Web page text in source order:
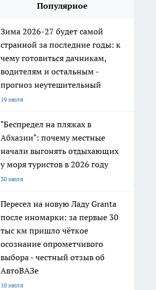
Популярное
Зима 2026-27 будет самой
странной за последние годы: к
чему готовиться дачникам,
водителям и остальным -
прогноз неутешительный
19 июля
"Беспредел на пляжах в
Абхазии": почему местные
начали выгонять отдыхающих
у моря туристов в 2026 году
30 июля
Пересел на новую Ладу Granta
после иномарки: за первые 30
тыс км пришло чёткое
осознание опрометчивого
выбора - честный отзыв об
АвтоВАЗе
10 июля